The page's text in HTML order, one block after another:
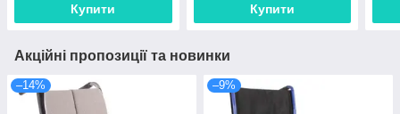
Купити Купити
Акційні пропозиції та новинки
–14% –9%